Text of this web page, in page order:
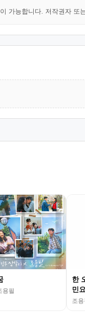
가능합니다. 저작권자
용필
한
민
조